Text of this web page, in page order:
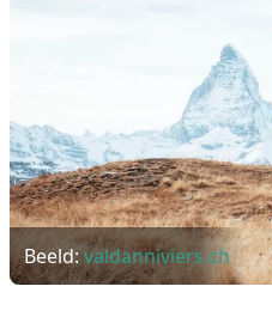
Beeld:valdanniviers.ch